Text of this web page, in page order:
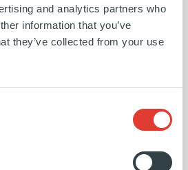
and analytics partners who
information that you’ve
they’ve collected from your use
de nombreuses
des fonds
comprenait
et, comme
Cet
des